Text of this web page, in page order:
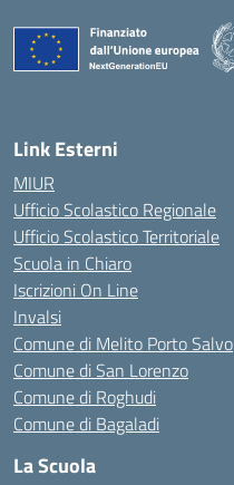
Link Esterni
MIUR
Ufficio Scolastico Regionale
Ufficio Scolastico Territoriale
Scuola in Chiaro
Iscrizioni On Line
Invalsi
Comune di Melito Porto Salvo
Comune di San Lorenzo
Comune di Roghudi
Comune di Bagaladi
La Scuola